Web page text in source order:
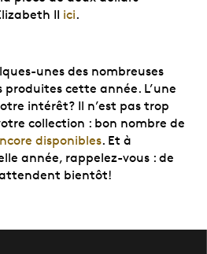
II ici.
unes des nombreuses
produites cette année. L’une
intérêt? Il n’est pas trop
collection : bon nombre de
disponibles. Et à
année, rappelez-vous : de
attendent bientôt!